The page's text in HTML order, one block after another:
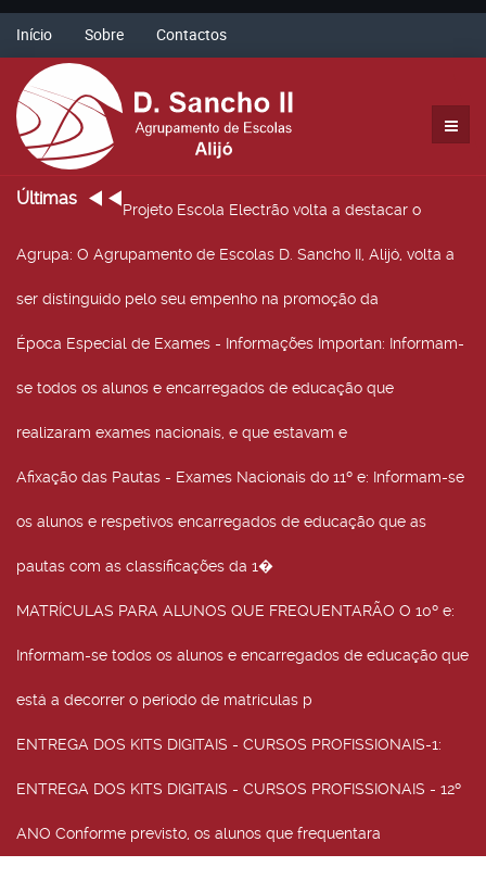
Início Sobre Contactos
Últimas
Projeto Escola Electrão volta a destacar o
Agrupa: O Agrupamento de Escolas D. Sancho II, Alijó, volta a
ser distinguido pelo seu empenho na promoção da
Época Especial de Exames - Informações Importan: Informam-
se todos os alunos e encarregados de educação que
realizaram exames nacionais, e que estavam e
Afixação das Pautas - Exames Nacionais do 11º e: Informam-se
os alunos e respetivos encarregados de educação que as
pautas com as classificações da 1�
MATRÍCULAS PARA ALUNOS QUE FREQUENTARÃO O 10º e:
Informam-se todos os alunos e encarregados de educação que
está a decorrer o período de matrículas p
ENTREGA DOS KITS DIGITAIS - CURSOS PROFISSIONAIS-1:
ENTREGA DOS KITS DIGITAIS - CURSOS PROFISSIONAIS - 12º
ANO Conforme previsto, os alunos que frequentara